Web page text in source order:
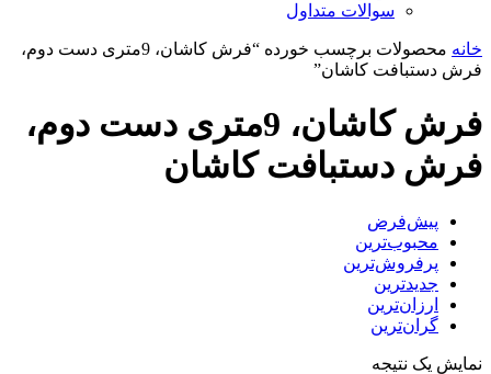
سوالات متداول
خانه
محصولات برچسب خورده “فرش کاشان، 9متری دست دوم،
فرش دستبافت کاشان”
فرش کاشان، 9متری دست دوم،
فرش دستبافت کاشان
پیش‌فرض
محبوب‌ترین
پرفروش‌ترین
جدیدترین
ارزان‌ترین
گران‌ترین
نمایش یک نتیجه